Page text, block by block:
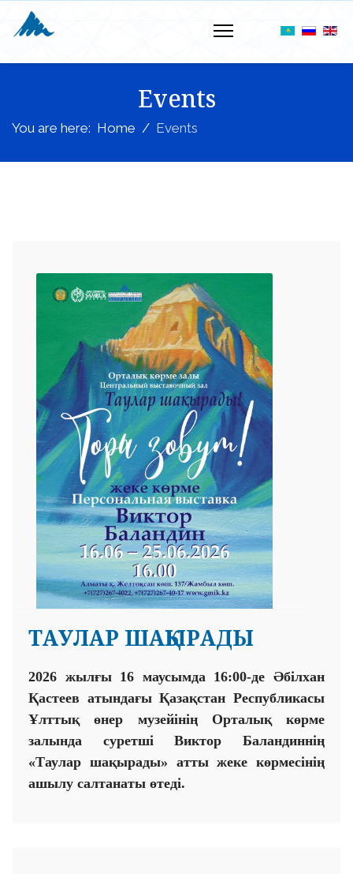
Events
You are here: Home Events
ТАУЛАР ШАҚЫРАДЫ
2026 жылғы 16 маусымда 16:00-де Әбілхан
Қастеев атындағы Қазақстан Республикасы
Ұлттық өнер музейінің Орталық көрме
залында суретші Виктор Баландиннің
«Таулар шақырады» атты жеке көрмесінің
ашылу салтанаты өтеді.